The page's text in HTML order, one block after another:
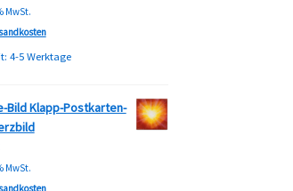
MwSt.
4-5 Werktage
Bild Klapp-Postkarten-
MwSt.